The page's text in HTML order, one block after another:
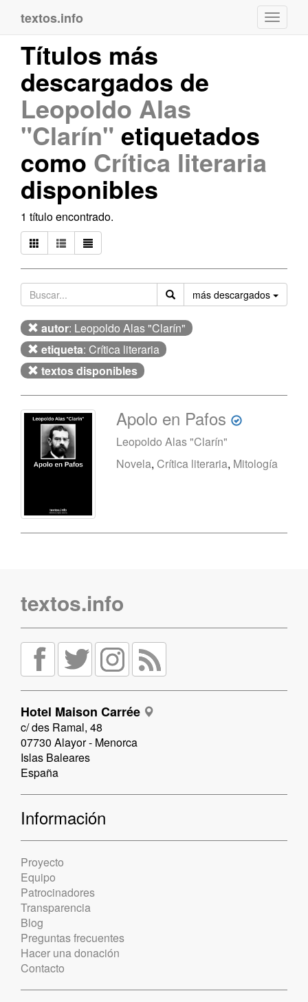
textos.info
Títulos más
descargados de
Leopoldo Alas
"Clarín" etiquetados
como Crítica literaria
disponibles
1 título encontrado.
más descargados
autor: Leopoldo Alas "Clarín"
etiqueta: Crítica literaria
textos disponibles
Apolo en Pafos
Leopoldo Alas "Clarín"
Novela, Crítica literaria, Mitología
textos.info
Hotel Maison Carrée
c/ des Ramal, 48
07730 Alayor - Menorca
Islas Baleares
España
Información
Proyecto
Equipo
Patrocinadores
Transparencia
Blog
Preguntas frecuentes
Hacer una donación
Contacto